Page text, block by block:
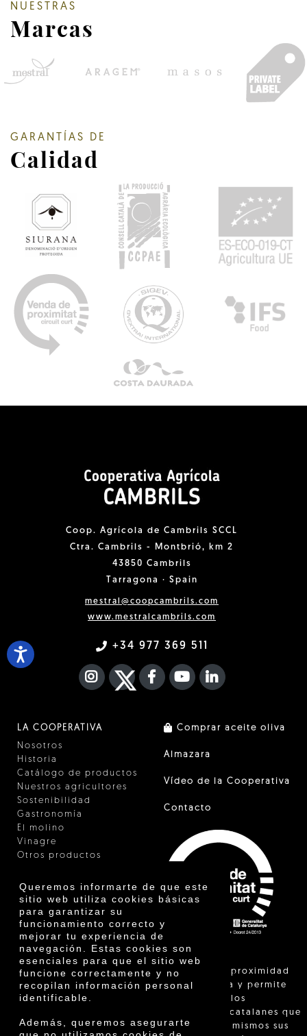
Queremos informarte de que este
sitio web utiliza cookies básicas
para garantizar su
funcionamiento correcto y
mejorar tu experiencia de
navegación. Estas cookies son
esenciales para que el sitio web
funcione correctamente y no
recopilan información personal
identificable.
Además, queremos asegurarte
NUESTRAS
Marcas
GARANTÍAS DE
Calidad
Coop. Agrícola de Cambrils SCCL
Ctra. Cambrils - Montbrió, km 2
43850 Cambrils
Tarragona · Spain
mestral@coopcambrils.com
www.mestralcambrils.com
+34 977 369 511
INSTAGRAM
TWITTER
FACEBOOK F
YOUTUBEFA LINKEDIN
LA COOPERATIVA
Nosotros
Historia
Catálogo de productos
Nuestros agricultores
Sostenibilidad
Gastronomía
El molino
Vinagre
Otros productos
Premios
Innovación
Comprar aceite oliva
Almazara
Vídeo de la Cooperativa
Contacto
"La venta de proximidad
está regulada y permite
identificar a los
agricultores catalanes que
venden ellos mismos sus